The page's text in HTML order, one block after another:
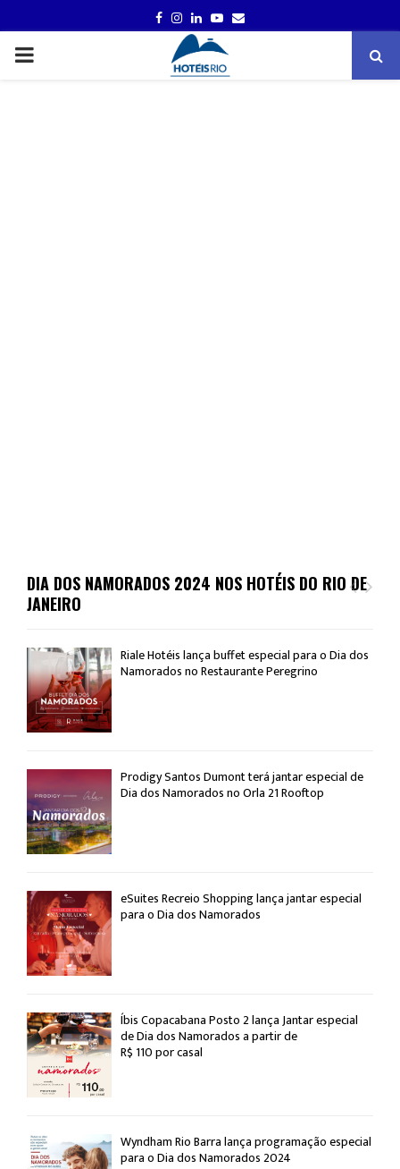
DIA DOS NAMORADOS 2024 NOS HOTÉIS DO RIO DE
JANEIRO
Riale Hotéis lança buffet especial para o Dia dos
Namorados no Restaurante Peregrino
Prodigy Santos Dumont terá jantar especial de
Dia dos Namorados no Orla 21 Rooftop
eSuites Recreio Shopping lança jantar especial
para o Dia dos Namorados
Íbis Copacabana Posto 2 lança Jantar especial
de Dia dos Namorados a partir de
R$ 110 por casal
Wyndham Rio Barra lança programação especial
para o Dia dos Namorados 2024